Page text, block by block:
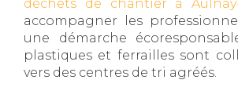
déchets de chantier à
accompagner les
une démarche
plastiques et ferrailles sont
vers des centres de tri agréés.